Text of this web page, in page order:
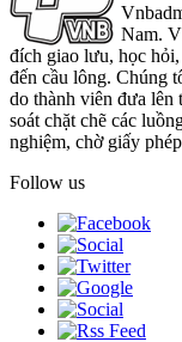
Nam.
đích giao lưu, học
đến cầu lông. Chúng
do thành viên đưa
soát chặt chẽ các
nghiệm, chờ giấy
Follow us